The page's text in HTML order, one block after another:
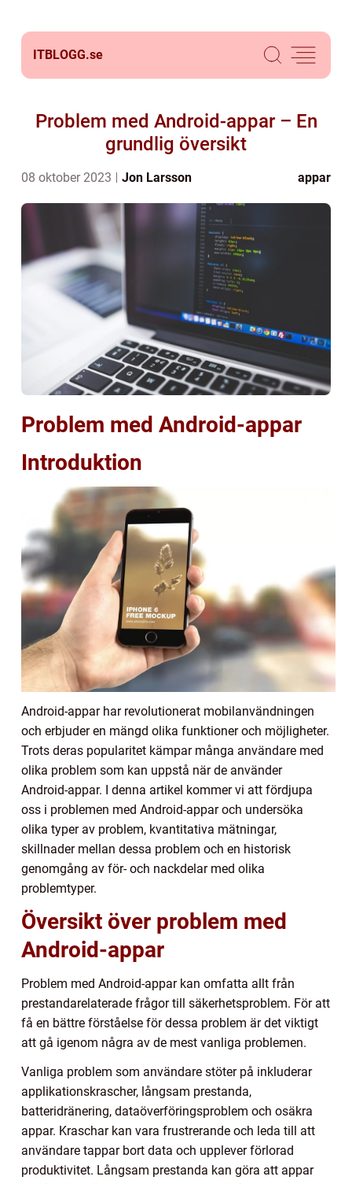
ITBLOGG.se
Problem med Android-appar – En
grundlig översikt
08 oktober 2023 Jon Larsson appar
Problem med Android-appar
Introduktion
Android-appar har revolutionerat mobilanvändningen
och erbjuder en mängd olika funktioner och möjligheter.
Trots deras popularitet kämpar många användare med
olika problem som kan uppstå när de använder
Android-appar. I denna artikel kommer vi att fördjupa
oss i problemen med Android-appar och undersöka
olika typer av problem, kvantitativa mätningar,
skillnader mellan dessa problem och en historisk
genomgång av för- och nackdelar med olika
problemtyper.
Översikt över problem med
Android-appar
Problem med Android-appar kan omfatta allt från
prestandarelaterade frågor till säkerhetsproblem. För att
få en bättre förståelse för dessa problem är det viktigt
att gå igenom några av de mest vanliga problemen.
Vanliga problem som användare stöter på inkluderar
applikationskrascher, långsam prestanda,
batteridränering, dataöverföringsproblem och osäkra
appar. Kraschar kan vara frustrerande och leda till att
användare tappar bort data och upplever förlorad
produktivitet. Långsam prestanda kan göra att appar